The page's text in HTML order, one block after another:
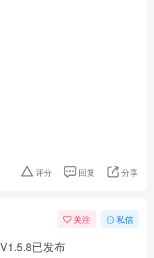
评分 回复 分享
关注 私信
已发布